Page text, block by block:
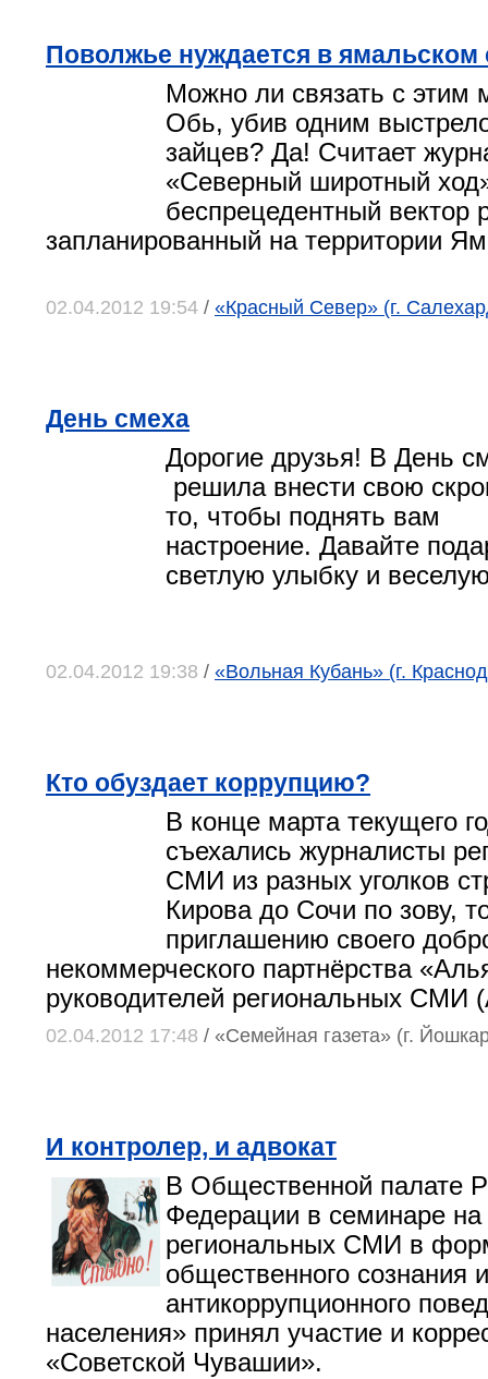
Поволжье нуждается в
Можно ли связать с этим
Обь, убив одним
зайцев? Да! Считает
«Северный широтный
беспрецедентный вектор
запланированный на территории
02.04.2012 19:54 / «Красный Север» (г.
День смеха
Дорогие друзья! В День
решила внести свою
то, чтобы поднять вам
настроение. Давайте
светлую улыбку и
02.04.2012 19:38 / «Вольная Кубань» (г.
Кто обуздает коррупцию?
В конце марта текущего
съехались журналисты
СМИ из разных уголков
Кирова до Сочи по зову,
приглашению своего
некоммерческого партнёрства
руководителей региональных
02.04.2012 17:48 / «Семейная газета» (г.
И контролер, и адвокат
В Общественной палате
Федерации в семинаре
региональных СМИ в
общественного сознания
антикоррупционного
населения» принял участие и
«Советской Чувашии».